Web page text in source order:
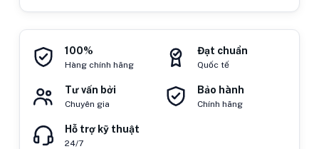
100%
Hàng chính hãng
Đạt chuẩn
Quốc tế
Tư vấn bởi
Chuyên gia
Bảo hành
Chính hãng
Hỗ trợ kỹ thuật
24/7